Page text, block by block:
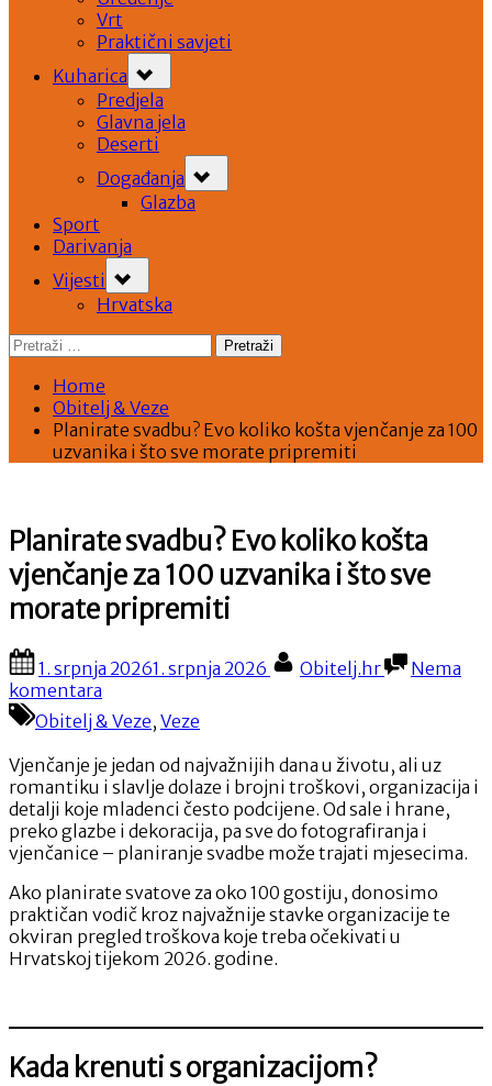
Vrt
Praktični savjeti
Kuharica
sub-
menu
Predjela
Glavna jela
Deserti
Događanja
sub-
menu
Glazba
Sport
Darivanja
Vijesti
sub-
menu
Hrvatska
Pretraži:
Home
Obitelj & Veze
Planirate svadbu? Evo koliko košta vjenčanje za 100
uzvanika i što sve morate pripremiti
Planirate svadbu? Evo koliko košta
vjenčanje za 100 uzvanika i što sve
morate pripremiti
Posted
on
1. srpnja 20261. srpnja 2026 By
Obitelj.hr
Nema
komentara
Planirate
svadbu?
Evo
koliko
košta
vjenčanje
za
100
uzvanika
i
što
sve
morate
Obitelj & Veze, Veze
Vjenčanje je jedan od najvažnijih dana u životu, ali uz
romantiku i slavlje dolaze i brojni troškovi, organizacija i
detalji koje mladenci često podcijene. Od sale i hrane,
preko glazbe i dekoracija, pa sve do fotografiranja i
vjenčanice – planiranje svadbe može trajati mjesecima.
Ako planirate svatove za oko 100 gostiju, donosimo
praktičan vodič kroz najvažnije stavke organizacije te
okviran pregled troškova koje treba očekivati u
Hrvatskoj tijekom 2026. godine.
Kada krenuti s organizacijom?